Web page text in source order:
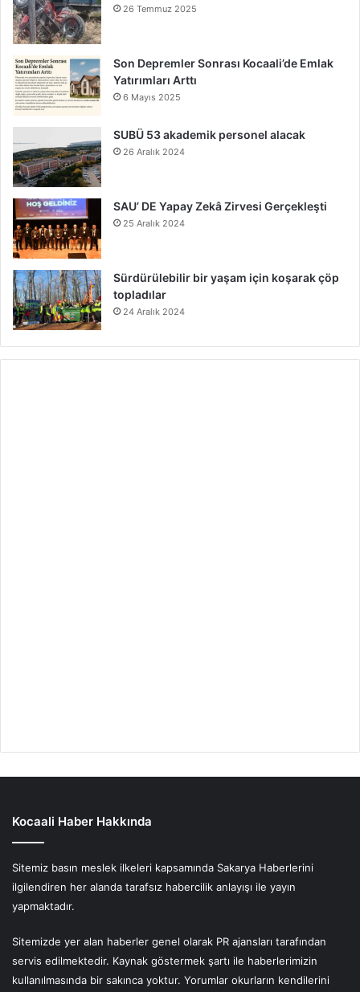
26 Temmuz 2025
Son Depremler Sonrası Kocaali’de Emlak
Yatırımları Arttı
6 Mayıs 2025
SUBÜ 53 akademik personel alacak
26 Aralık 2024
SAU’ DE Yapay Zekâ Zirvesi Gerçekleşti
25 Aralık 2024
Sürdürülebilir bir yaşam için koşarak çöp
topladılar
24 Aralık 2024
Kocaali Haber Hakkında
Sitemiz basın meslek ilkeleri kapsamında Sakarya Haberlerini
ilgilendiren her alanda tarafsız habercilik anlayışı ile yayın
yapmaktadır.
Sitemizde yer alan haberler genel olarak PR ajansları tarafından
servis edilmektedir. Kaynak göstermek şartı ile haberlerimizin
kullanılmasında bir sakınca yoktur. Yorumlar okurların kendilerini